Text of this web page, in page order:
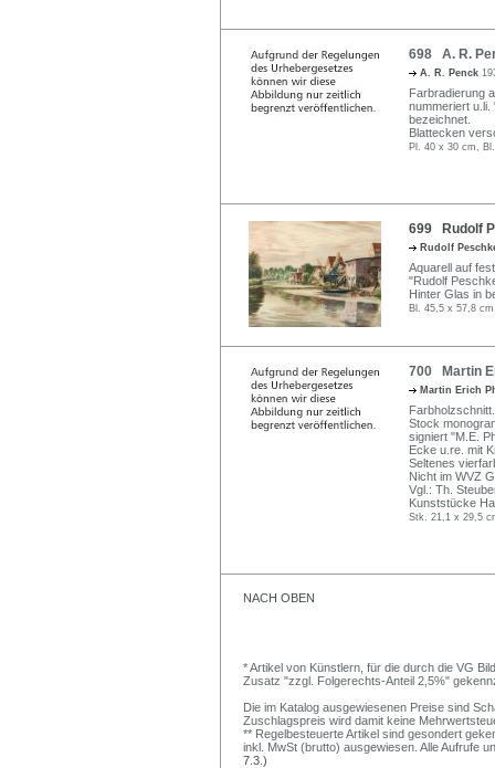
698 A. R.
A. R. Penck
Farbradierung
nummeriert
bezeichnet.
Blattecken
Pl. 40 x 30 cm,
699 Rudolf
Rudolf
Aquarell auf
"Rudolf
Hinter Glas in
Bl. 45,5 x 57,8
700 Martin
Martin Erich
Stock
signiert "M.E.
Ecke u.re. mit
Seltenes
Nicht im WVZ
Vgl.: Th.
Kunststücke
Stk. 21,1 x 29,5
NACH OBEN
* Artikel von Künstlern, für die durch die VG
Zusatz "zzgl. Folgerechts-Anteil 2,5%"
Die im Katalog ausgewiesenen Preise sind
Zuschlagspreis wird damit keine
** Regelbesteuerte Artikel sind gesondert
inkl. MwSt (brutto) ausgewiesen. Alle Aufrufe
7.3.)